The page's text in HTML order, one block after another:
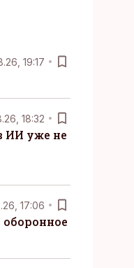
19:17
18:32
ИИ уже не
17:06